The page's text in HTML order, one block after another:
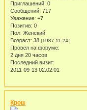
Приглашений: 0
Сообщений: 717
Уважение: +7
Позитив: 0
Пол: Женский
Возраст: 38 [1987-11-24]
Провел на форуме:
2 дня 20 часов
Последний визит:
2011-09-13 02:02:01
Крош